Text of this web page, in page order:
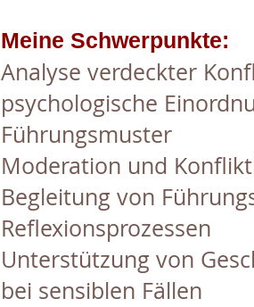
​Meine Schwerpunkte:
Analyse verdeckter
psychologische
Führungsmuster
Moderation und
Begleitung von
Reflexionsprozessen
Unterstützung von
bei sensiblen Fällen